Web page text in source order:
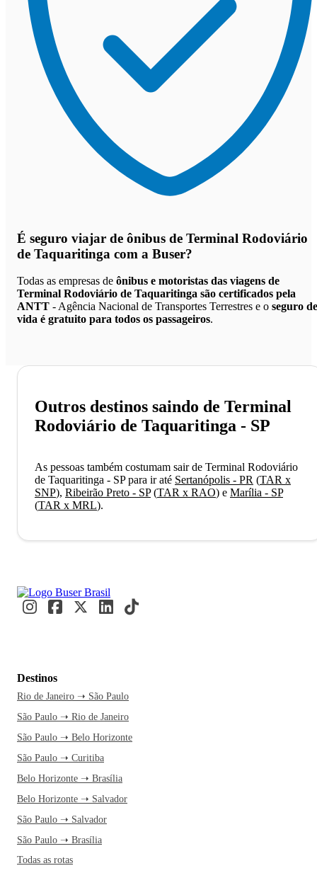
É seguro viajar de ônibus de Terminal Rodoviário
de Taquaritinga com a Buser?
Todas as empresas de ônibus e motoristas das viagens de
Terminal Rodoviário de Taquaritinga são certificados pela
ANTT - Agência Nacional de Transportes Terrestres e o seguro de
vida é gratuito para todos os passageiros.
Outros destinos saindo de Terminal
Rodoviário de Taquaritinga - SP
As pessoas também costumam sair de Terminal Rodoviário
de Taquaritinga - SP para ir até Sertanópolis - PR (TAR x
SNP), Ribeirão Preto - SP(TAR x RAO) e Marília - SP
(TAR x MRL).
Destinos
Rio de Janeiro ➝ São Paulo
São Paulo ➝ Rio de Janeiro
São Paulo ➝ Belo Horizonte
São Paulo ➝ Curitiba
Belo Horizonte ➝ Brasília
Belo Horizonte ➝ Salvador
São Paulo ➝ Salvador
São Paulo ➝ Brasília
Todas as rotas